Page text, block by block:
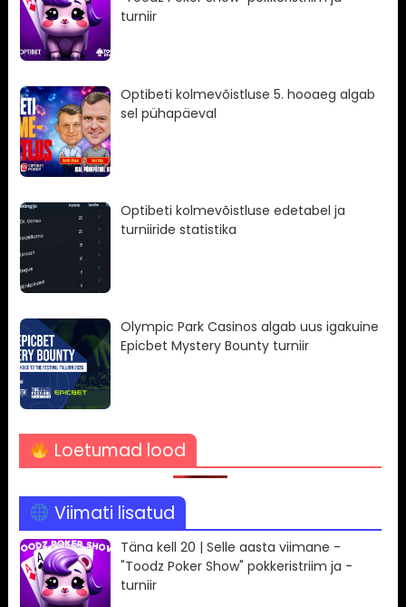
turniir
Optibeti kolmevõistluse 5. hooaeg algab
sel pühapäeval
Optibeti kolmevõistluse edetabel ja
turniiride statistika
Olympic Park Casinos algab uus igakuine
Epicbet Mystery Bounty turniir
Loetumad lood
Viimati lisatud
Täna kell 20 | Selle aasta viimane -
"Toodz Poker Show" pokkeristriim ja -
turniir